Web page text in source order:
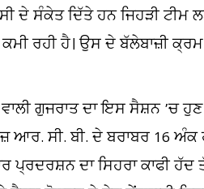
ਦੇ ਸੰਕੇਤ ਦਿੱਤੇ ਹਨ ਜਿਹੜੀ ਟੀਮ
ਕਮੀ ਰਹੀ ਹੈ। ਉਸ ਦੇ ਬੱਲੇਬਾਜ਼ੀ
ਗੁਜਰਾਤ ਦਾ ਇਸ ਸੈਸ਼ਨ ’ਚ
ਆਰ. ਸੀ. ਬੀ. ਦੇ ਬਰਾਬਰ 16
ਪ੍ਰਦਰਸ਼ਨ ਦਾ ਸਿਹਰਾ ਕਾਫੀ ਹੱਦ